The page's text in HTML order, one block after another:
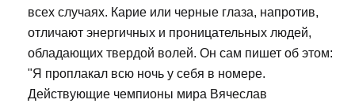
всех случаях. Карие или черные глаза, напротив,
отличают энергичных и проницательных людей,
обладающих твердой волей. Он сам пишет об этом:
"Я проплакал всю ночь у себя в номере.
Действующие чемпионы мира Вячеслав